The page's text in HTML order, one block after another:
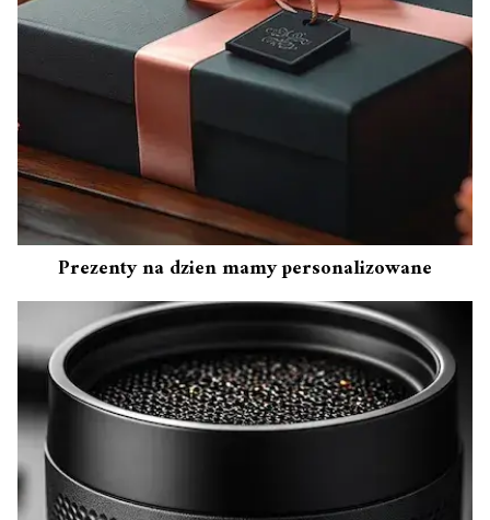
Prezenty na dzien mamy personalizowane